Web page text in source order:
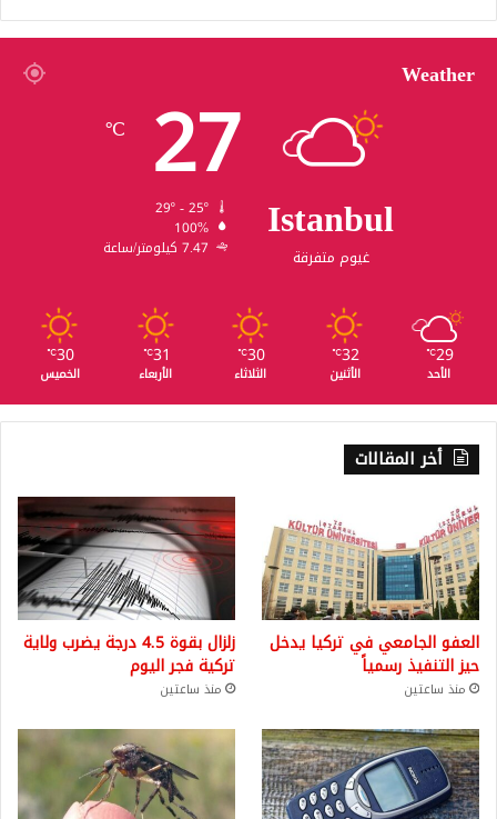
Weather
Istanbul
غيوم متفرقة
27
℃
100%
7.47 كيلومتر/ساعة
29
℃
الأحد
32
℃
الأثنين
30
℃
الثلاثاء
31
℃
الأربعاء
30
℃
الخميس
أخر المقالات
العفو الجامعي في تركيا يدخل
حيز التنفيذ رسمياً
منذ ساعتين
زلزال بقوة 4.5 درجة يضرب ولاية
تركية فجر اليوم
منذ ساعتين